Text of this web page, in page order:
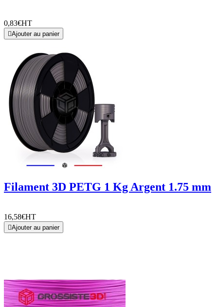
0,83€HT
Ajouter au panier
Filament 3D PETG 1 Kg Argent 1.75 mm
16,58€HT
Ajouter au panier